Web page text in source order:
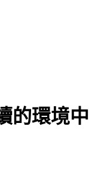
的環境中